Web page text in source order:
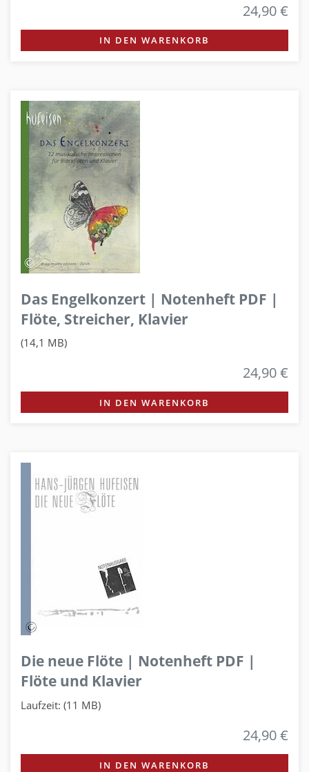
24,90 €
IN DEN WARENKORB
Das Engelkonzert | Notenheft PDF |
Flöte, Streicher, Klavier
(14,1 MB)
24,90 €
IN DEN WARENKORB
Die neue Flöte | Notenheft PDF |
Flöte und Klavier
Laufzeit: (11 MB)
24,90 €
IN DEN WARENKORB